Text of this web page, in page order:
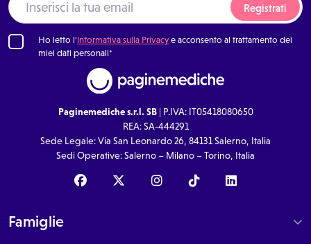
Registrati
Ho letto l'Informativa sulla Privacye acconsento al trattamento dei
miei dati personali*
Paginemediche s.r.l. SB| P.IVA: IT05418080650
REA: SA-444291
Sede Legale: Via San Leonardo 26, 84131 Salerno, Italia
Sedi Operative: Salerno – Milano – Torino, Italia
Famiglie